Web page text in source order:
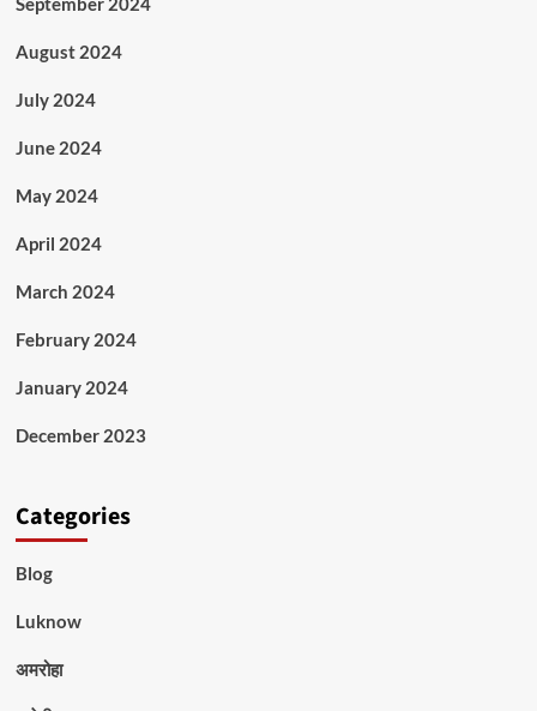
August 2024
July 2024
June 2024
May 2024
April 2024
March 2024
February 2024
January 2024
December 2023
Categories
Blog
Luknow
अमरोहा